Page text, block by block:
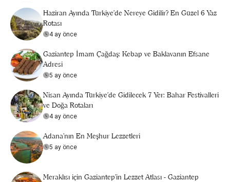
Haziran Ayında Türkiye’de Nereye Gidilir? En Güzel 6 Yaz
Rotası
4 ay önce
Gaziantep İmam Çağdaş: Kebap ve Baklavanın Efsane
Adresi
5 ay önce
Nisan Ayında Türkiye’de Gidilecek 7 Yer: Bahar Festivalleri
ve Doğa Rotaları
4 ay önce
Adana'nın En Meşhur Lezzetleri
5 ay önce
Meraklısı için Gaziantep'in Lezzet Atlası - Gaziantep